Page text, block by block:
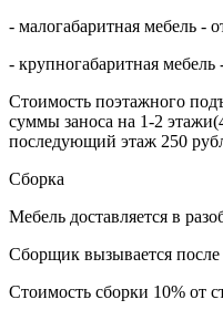
- малогабаритная мебель -
- крупногабаритная мебель
Стоимость поэтажного
суммы заноса на 1-2
последующий этаж 250
Сборка
Мебель доставляется в
Сборщик вызывается
Стоимость сборки 10% от